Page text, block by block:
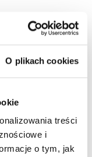
O plikach cookies
treści
i
o tym, jak